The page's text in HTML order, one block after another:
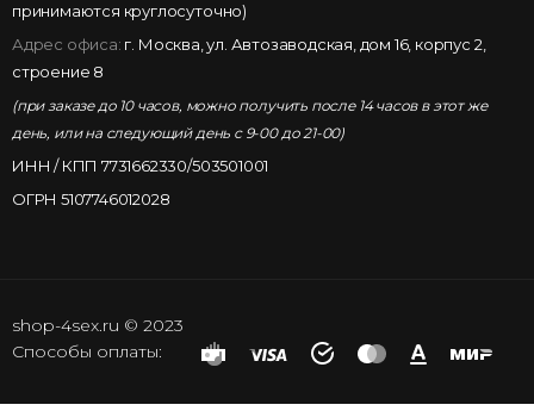
принимаются круглосуточно)
Адрес офиса: г. Москва, ул. Автозаводская, дом 16, корпус 2,
строение 8
(при заказе до 10 часов, можно получить после 14 часов в этот же
день, или на следующий день с 9-00 до 21-00)
ИНН / КПП 7731662330/503501001
ОГРН 5107746012028
shop-4sex.ru © 2023
Способы оплаты: